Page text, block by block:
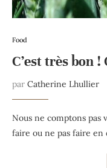
Food
C’est très bon !
par Catherine Lhullier
Nous ne comptons pas
faire ou ne pas faire en